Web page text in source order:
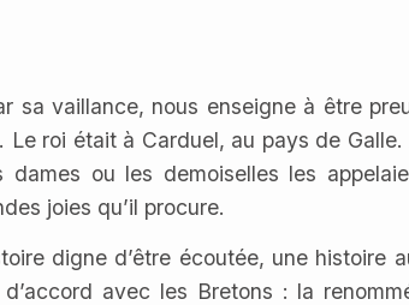
sa vaillance, nous enseigne à être
Le roi était à Carduel, au pays de
ou les demoiselles les
joies qu’il procure.
digne d’être écoutée, une histoire
avec les Bretons : la